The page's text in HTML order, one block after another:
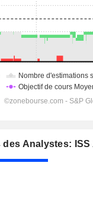
Analystes: ISS